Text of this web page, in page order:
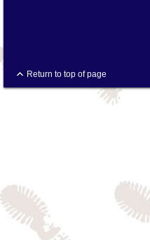
Return to top of page